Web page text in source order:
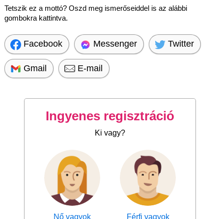
Tetszik ez a mottó? Oszd meg ismerőseiddel is az alábbi
gombokra kattintva.
Facebook Messenger Twitter
Gmail E-mail
Ingyenes regisztráció
Ki vagy?
Nő vagyok Férfi vagyok